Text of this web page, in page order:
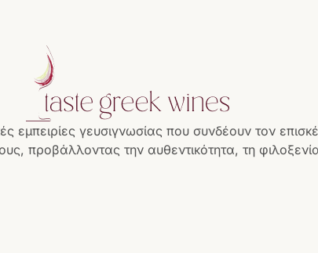
γευσιγνωσίας που συνδέουν τον
προβάλλοντας την αυθεντικότητα, τη